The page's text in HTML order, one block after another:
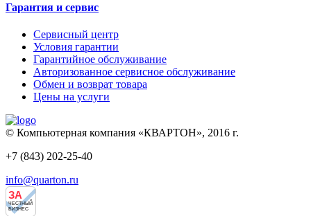
Гарантия и сервис
Сервисный центр
Условия гарантии
Гарантийное обслуживание
Авторизованное сервисное обслуживание
Обмен и возврат товара
Цены на услуги
© Компьютерная компания «КВАРТОН», 2016 г.
+7 (843) 202-25-40
info@quarton.ru
ЗА
ЧЕСТНЫЙ
БИЗНЕС